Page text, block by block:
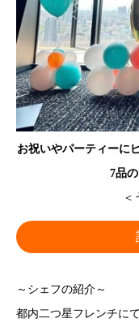
お祝いやパーティーに
7品
＜
～シェフの紹介～
都内二つ星フレンチに